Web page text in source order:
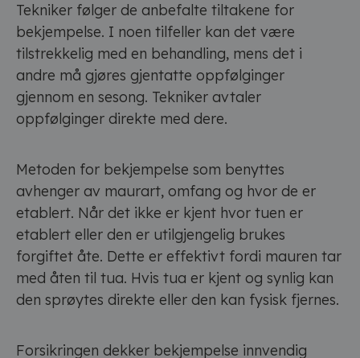
Tekniker følger de anbefalte tiltakene for
bekjempelse. I noen tilfeller kan det være
tilstrekkelig med en behandling, mens det i
andre må gjøres gjentatte oppfølginger
gjennom en sesong. Tekniker avtaler
oppfølginger direkte med dere.
Metoden for bekjempelse som benyttes
avhenger av maurart, omfang og hvor de er
etablert. Når det ikke er kjent hvor tuen er
etablert eller den er utilgjengelig brukes
forgiftet åte. Dette er effektivt fordi mauren tar
med åten til tua. Hvis tua er kjent og synlig kan
den sprøytes direkte eller den kan fysisk fjernes.
Forsikringen dekker bekjempelse innvendig